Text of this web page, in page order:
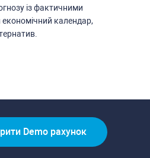
із фактичними
календар,
Demo рахунок